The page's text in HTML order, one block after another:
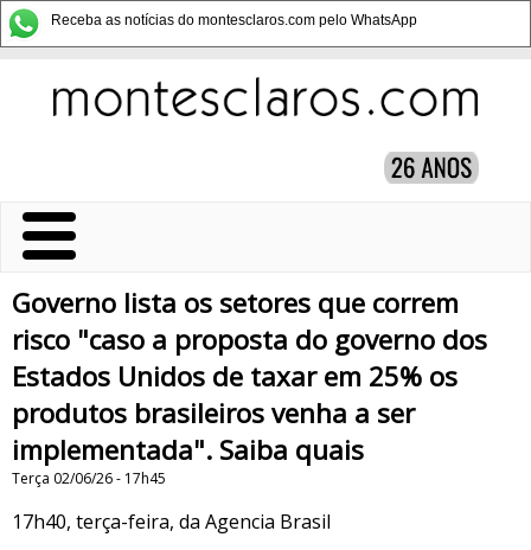
Receba as notícias do montesclaros.com pelo WhatsApp
Governo lista os setores que correm
risco "caso a proposta do governo dos
Estados Unidos de taxar em 25% os
produtos brasileiros venha a ser
implementada". Saiba quais
Terça 02/06/26 - 17h45
17h40, terça-feira, da Agencia Brasil